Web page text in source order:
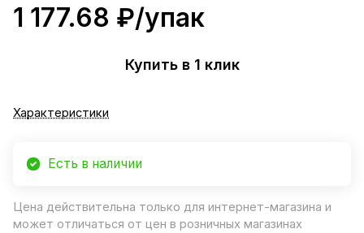
1 177.68 ₽/упак
Купить в 1 клик
Характеристики
Есть в наличии
Цена действительна только для интернет-магазина и
может отличаться от цен в розничных магазинах